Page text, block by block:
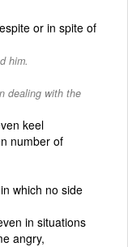
or in spite of
him.
dealing with the
keel
number of
which no side
in situations
angry,